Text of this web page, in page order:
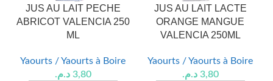
JUS AU LAIT PECHE
ABRICOT VALENCIA 250
ML
Yaourts / Yaourts à Boire
3,80 د.م.
JUS AU LAIT LACTE
ORANGE MANGUE
VALENCIA 250ML
Yaourts / Yaourts à Boire
3,80 د.م.